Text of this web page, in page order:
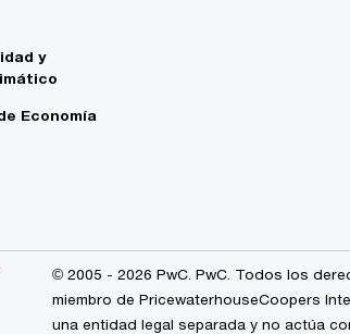
y
Economía
© 2005 - 2026 PwC. PwC. Todos los
miembro de PricewaterhouseCoopers
una entidad legal separada y no actúa